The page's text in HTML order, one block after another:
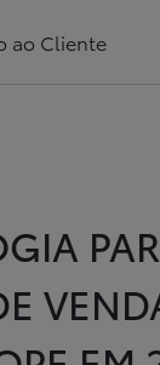
ao Cliente